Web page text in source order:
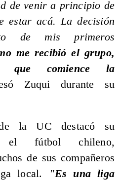
de venir a principio de
estar acá. La decisión
de mis primeros
me recibió el grupo,
que comience la
Zuqui durante su
la UC destacó su
el fútbol chileno,
de sus compañeros
local.
"Es una liga